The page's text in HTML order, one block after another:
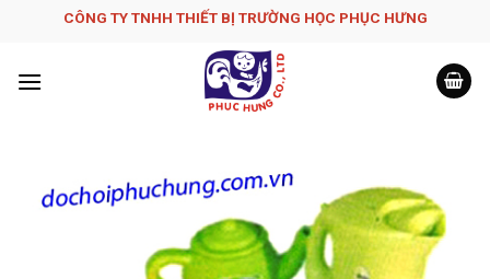
CÔNG TY TNHH THIẾT BỊ TRƯỜNG HỌC PHỤC H­ƯNG